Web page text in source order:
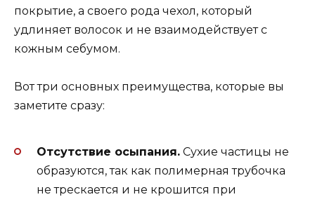
покрытие, а своего рода чехол, который
удлиняет волосок и не взаимодействует с
кожным себумом.
Вот три основных преимущества, которые вы
заметите сразу:
Отсутствие осыпания. Сухие частицы не
образуются, так как полимерная трубочка
не трескается и не крошится при